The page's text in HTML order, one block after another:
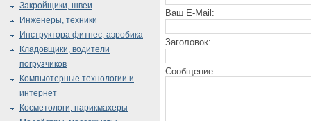
Ваш E-Mail:
Заголовок:
Сообщение:
Закройщики, швеи
Инженеры, техники
Инструктора фитнес, аэробика
Кладовщики, водители
погрузчиков
Компьютерные технологии и
интернет
Косметологи, парикмахеры